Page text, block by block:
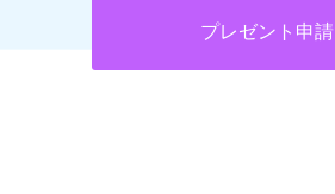
プレゼント申請